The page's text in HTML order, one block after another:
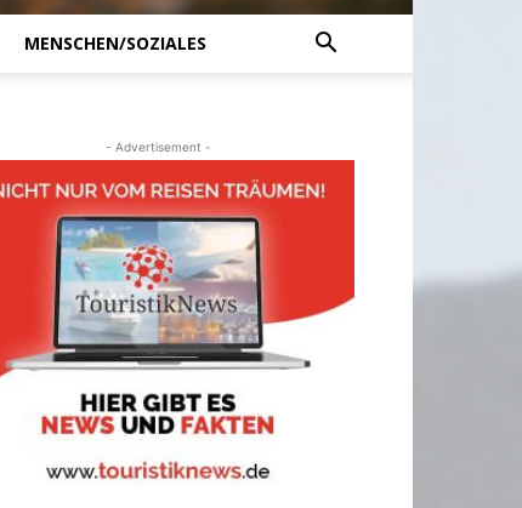
MENSCHEN/SOZIALES
- Advertisement -